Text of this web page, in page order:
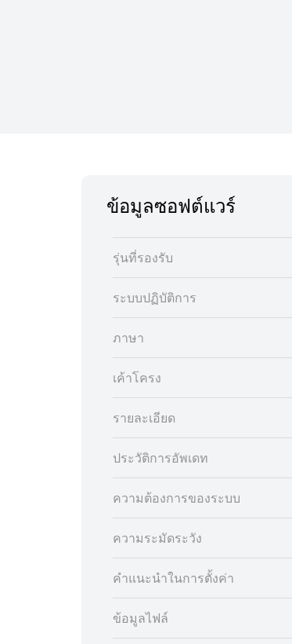
ข้อมูลซอฟต์แวร์
รุ่นที่รองรับ
ระบบปฏิบัติการ
ภาษา
เค้าโครง
รายละเอียด
ประวัติการอัพเดท
ความต้องการของระบบ
ความระมัดระวัง
คำแนะนำในการตั้งค่า
ข้อมูลไฟล์